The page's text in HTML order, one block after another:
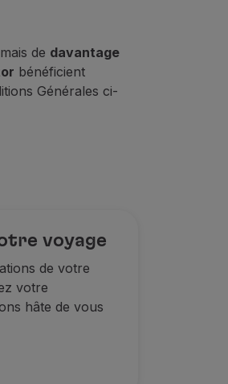
de davantage
bénéficient
Générales ci-
voyage
de votre
votre
hâte de vous